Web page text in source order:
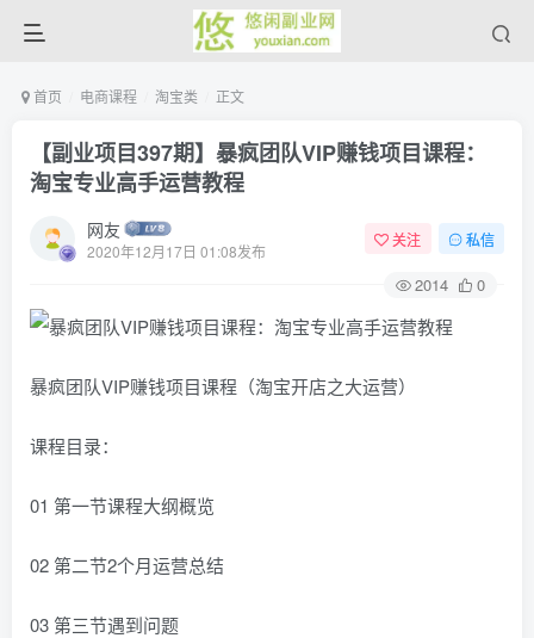
首页 电商课程 淘宝类 正文
【副业项目397期】暴疯团队VIP赚钱项目课程：
淘宝专业高手运营教程
网友
2020年12月17日 01:08发布
关注 私信
2014 0
暴疯团队VIP赚钱项目课程（淘宝开店之大运营）
课程目录：
01 第一节课程大纲概览
02 第二节2个月运营总结
03 第三节遇到问题